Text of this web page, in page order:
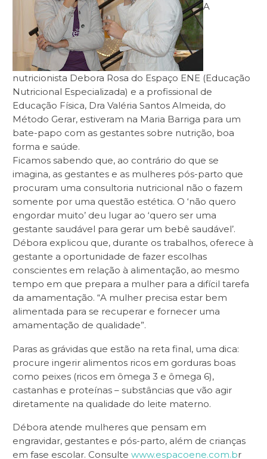
A
nutricionista Debora Rosa do Espaço ENE (Educação
Nutricional Especializada) e a profissional de
Educação Física, Dra Valéria Santos Almeida, do
Método Gerar, estiveram na Maria Barriga para um
bate-papo com as gestantes sobre nutrição, boa
forma e saúde.
Ficamos sabendo que, ao contrário do que se
imagina, as gestantes e as mulheres pós-parto que
procuram uma consultoria nutricional não o fazem
somente por uma questão estética. O ‘não quero
engordar muito’ deu lugar ao ‘quero ser uma
gestante saudável para gerar um bebê saudável’.
Débora explicou que, durante os trabalhos, oferece à
gestante a oportunidade de fazer escolhas
conscientes em relação à alimentação, ao mesmo
tempo em que prepara a mulher para a difícil tarefa
da amamentação. “A mulher precisa estar bem
alimentada para se recuperar e fornecer uma
amamentação de qualidade”.
Paras as grávidas que estão na reta final, uma dica:
procure ingerir alimentos ricos em gorduras boas
como peixes (ricos em ômega 3 e ômega 6),
castanhas e proteínas – substâncias que vão agir
diretamente na qualidade do leite materno.
Débora atende mulheres que pensam em
engravidar, gestantes e pós-parto, além de crianças
em fase escolar. Consulte www.espacoene.com.br